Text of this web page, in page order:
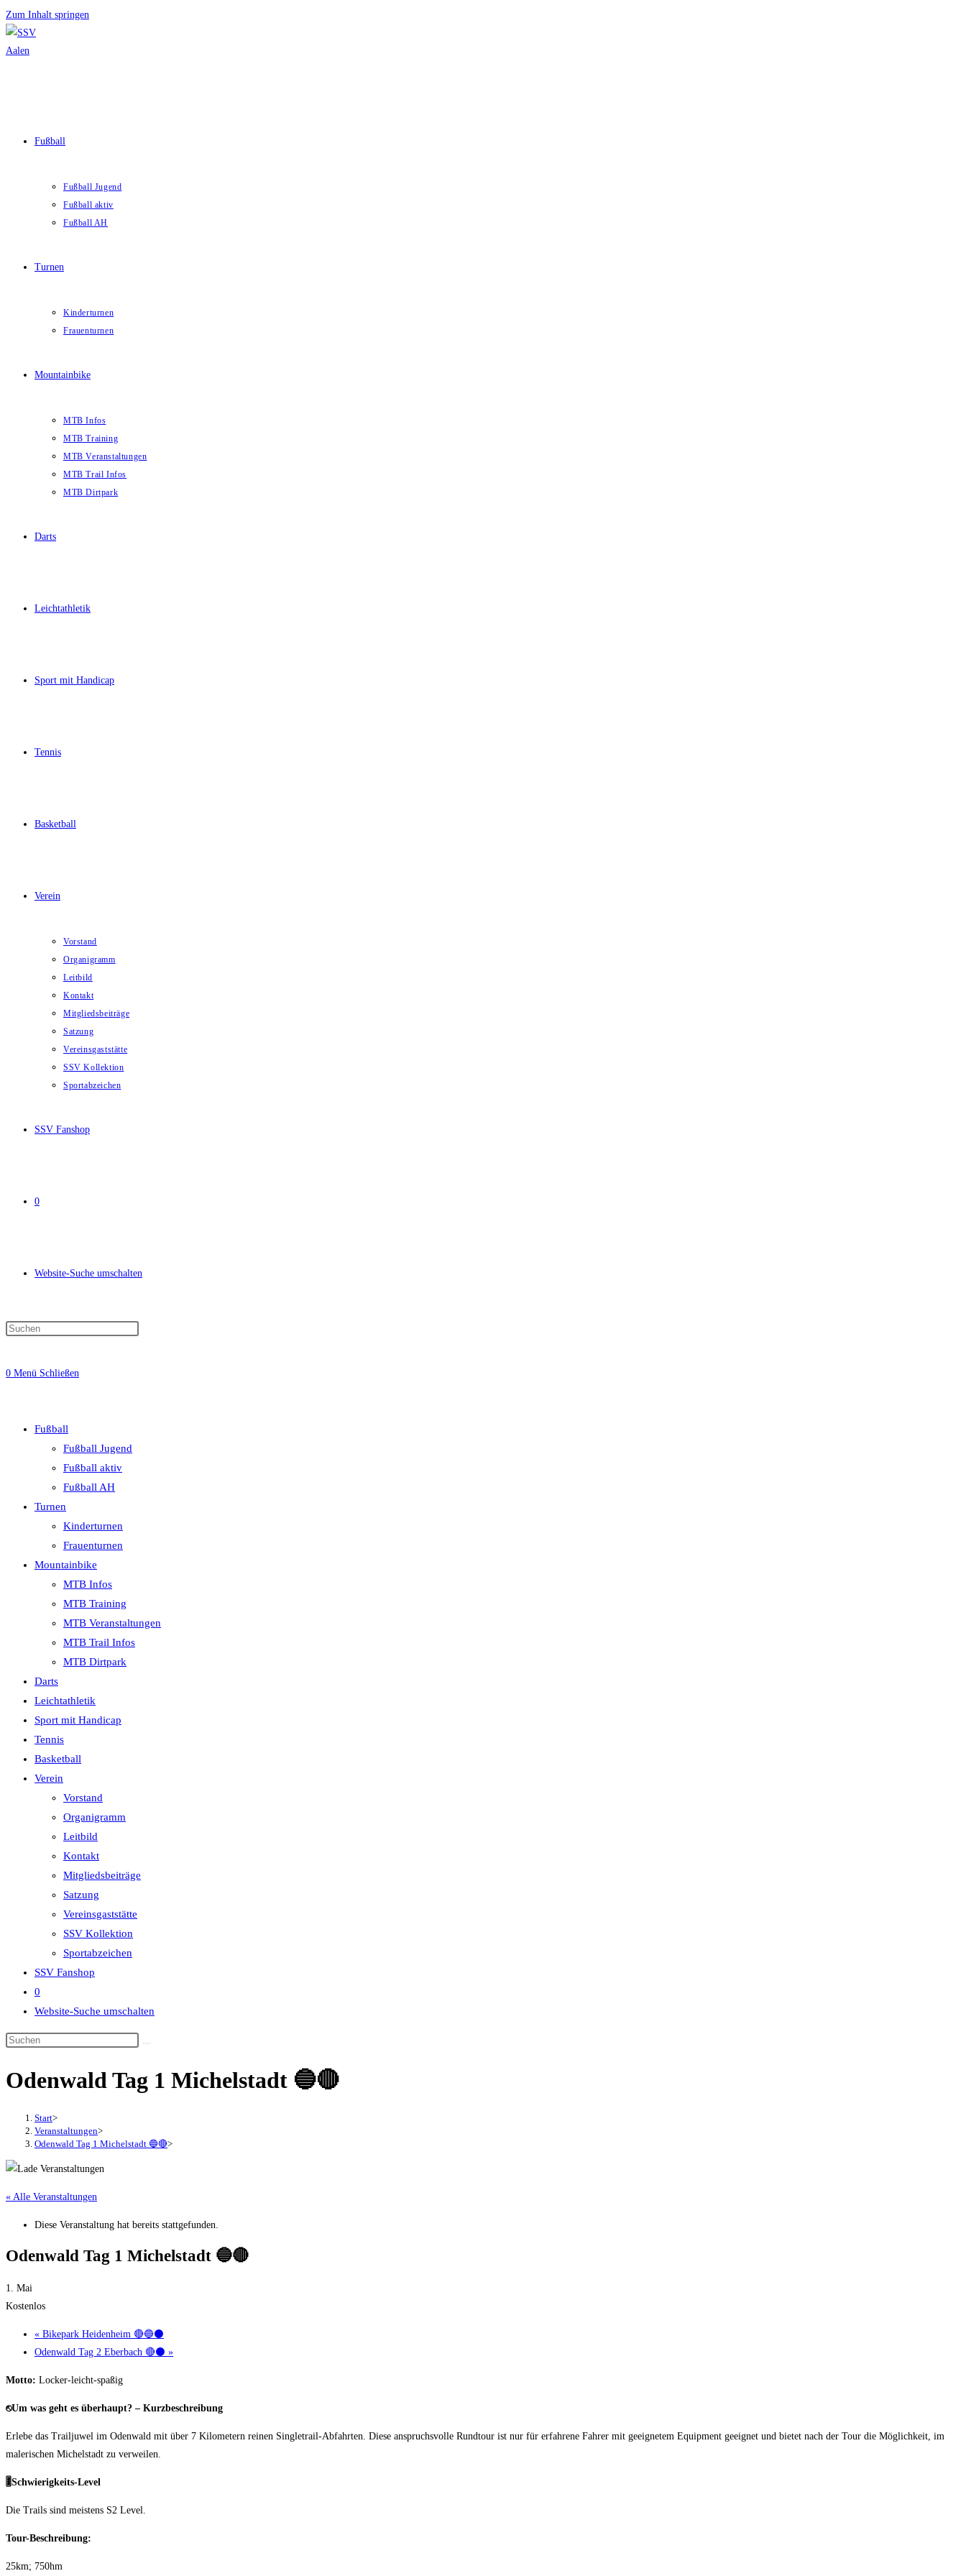
Zum Inhalt springen
Fußball
Fußball Jugend
Fußball aktiv
Fußball AH
Turnen
Kinderturnen
Frauenturnen
Mountainbike
MTB Infos
MTB Training
MTB Veranstaltungen
MTB Trail Infos
MTB Dirtpark
Darts
Leichtathletik
Sport mit Handicap
Tennis
Basketball
Verein
Vorstand
Organigramm
Leitbild
Kontakt
Mitgliedsbeiträge
Satzung
Vereinsgaststätte
SSV Kollektion
Sportabzeichen
SSV Fanshop
0
Website-Suche umschalten
0 Menü Schließen
Fußball
Fußball Jugend
Fußball aktiv
Fußball AH
Turnen
Kinderturnen
Frauenturnen
Mountainbike
MTB Infos
MTB Training
MTB Veranstaltungen
MTB Trail Infos
MTB Dirtpark
Darts
Leichtathletik
Sport mit Handicap
Tennis
Basketball
Verein
Vorstand
Organigramm
Leitbild
Kontakt
Mitgliedsbeiträge
Satzung
Vereinsgaststätte
SSV Kollektion
Sportabzeichen
SSV Fanshop
0
Website-Suche umschalten
Odenwald Tag 1 Michelstadt 🔵🔴
Start>
Veranstaltungen>
Odenwald Tag 1 Michelstadt 🔵🔴>
« Alle Veranstaltungen
Diese Veranstaltung hat bereits stattgefunden.
Odenwald Tag 1 Michelstadt 🔵🔴
1. Mai
Kostenlos
« Bikepark Heidenheim 🔴🔵⚫
Odenwald Tag 2 Eberbach 🔴⚫ »
Motto: Locker-leicht-spaßig
⎋Um was geht es überhaupt? – Kurzbeschreibung
Erlebe das Trailjuwel im Odenwald mit über 7 Kilometern reinen Singletrail-Abfahrten. Diese anspruchsvolle Rundtour ist nur für erfahrene Fahrer mit geeignetem Equipment geeignet und bietet nach der Tour die Möglichkeit, im
malerischen Michelstadt zu verweilen.
🎚️Schwierigkeits-Level
Die Trails sind meistens S2 Level.
Tour-Beschreibung:
25km; 750hm